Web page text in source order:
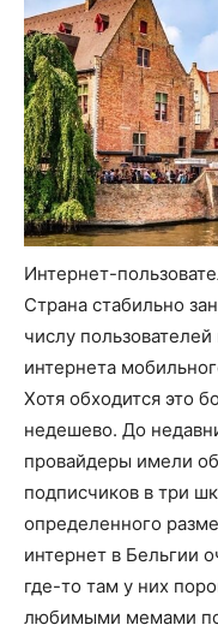
Интернет-
Страна стабильно
числу
интернета
Хотя обходится это
недешево. До
провайдеры имели
подписчиков в три
определенного
интернет в Бельгии
где-то там у них
любимыми мемами